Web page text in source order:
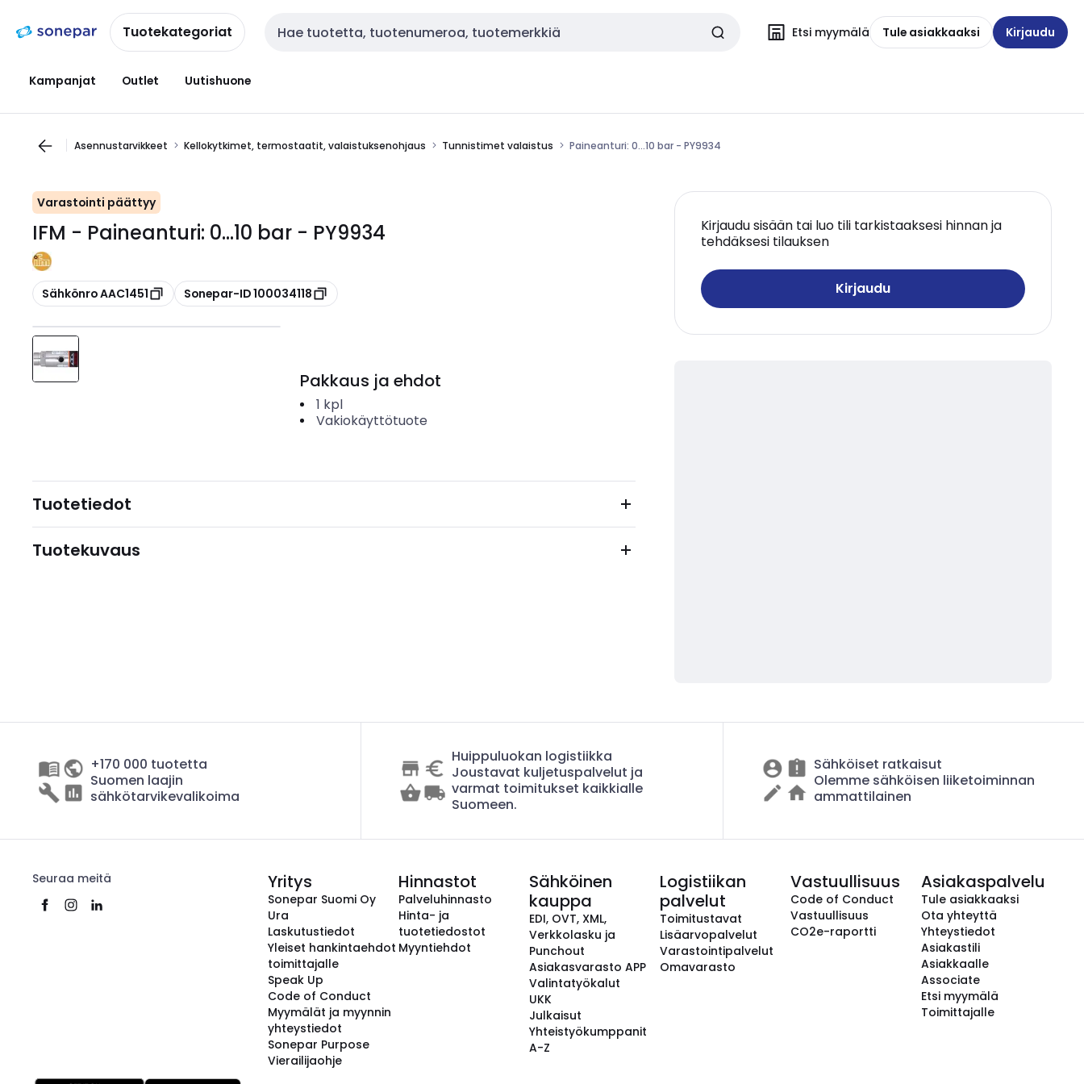
navigointiinsisältöönTuotekategoriat Haku Etsi myymälä Tule asiakkaaksi Kirjaudu
Kampanjat Outlet Uutishuone
Asennustarvikkeet Kellokytkimet, termostaatit, valaistuksenohjaus Tunnistimet valaistus Paineanturi: 0...10 bar - PY9934
Varastointi päättyy
IFM - Paineanturi: 0...10 bar - PY9934
Kopioi
Sähkönro AAC1451 Kopioi
Sonepar-ID 100034118
Kirjaudu sisään tai luo tili tarkistaaksesi hinnan ja
tehdäksesi tilauksen
Kirjaudu
Pakkaus ja ehdot
1 kpl
Vakiokäyttötuote
Tuotetiedot
Tuotekuvaus
+170 000 tuotetta
Suomen laajin
sähkötarvikevalikoima
Huippuluokan logistiikka
Joustavat kuljetuspalvelut ja
varmat toimitukset kaikkialle
Suomeen.
Sähköiset ratkaisut
Olemme sähköisen liiketoiminnan
ammattilainen
Seuraa meitä Yritys
Sonepar Suomi Oy
Ura
Laskutustiedot
Yleiset hankintaehdot
toimittajalle
Speak Up
Code of Conduct
Myymälät ja myynnin
yhteystiedot
Sonepar Purpose
Vierailijaohje
Hinnastot
Palveluhinnasto
Hinta- ja
tuotetiedostot
Myyntiehdot
Sähköinen
kauppa
EDI, OVT, XML,
Verkkolasku ja
Punchout
Asiakasvarasto APP
Valintatyökalut
UKK
Julkaisut
Yhteistyökumppanit
A-Z
Logistiikan
palvelut
Toimitustavat
Lisäarvopalvelut
Varastointipalvelut
Omavarasto
Vastuullisuus
Code of Conduct
Vastuullisuus
CO2e-raportti
Asiakaspalvelu
Tule asiakkaaksi
Ota yhteyttä
Yhteystiedot
Asiakastili
Asiakkaalle
Associate
Etsi myymälä
Toimittajalle